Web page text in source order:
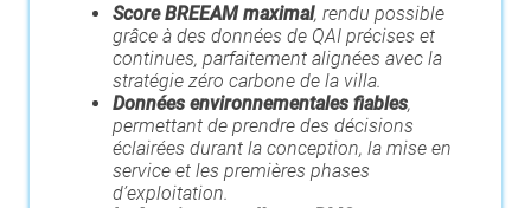
Score BREEAM maximal, rendu possible
grâce à des données de QAI précises et
continues, parfaitement alignées avec la
stratégie zéro carbone de la villa.
Données environnementales fiables,
permettant de prendre des décisions
éclairées durant la conception, la mise en
service et les premières phases
d’exploitation.